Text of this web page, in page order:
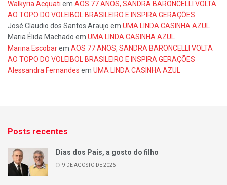
Walkyria Acquati em AOS 77 ANOS, SANDRA BARONCELLI VOLTA
AO TOPO DO VOLEIBOL BRASILEIRO E INSPIRA GERAÇÕES
José Claudio dos Santos Araujo em UMA LINDA CASINHA AZUL
Maria Élida Machado em UMA LINDA CASINHA AZUL
Marina Escobarem AOS 77 ANOS, SANDRA BARONCELLI VOLTA
AO TOPO DO VOLEIBOL BRASILEIRO E INSPIRA GERAÇÕES
Alessandra Fernandes em UMA LINDA CASINHA AZUL
Posts recentes
Dias dos Pais, a gosto do filho
9 DE AGOSTO DE 2026